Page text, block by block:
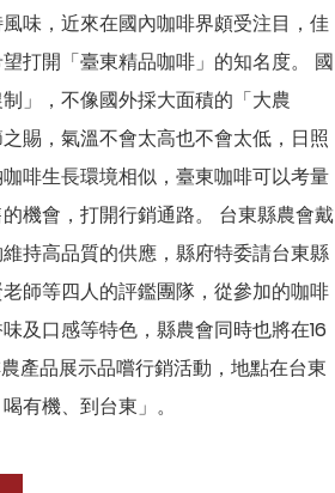
味，近來在國內咖啡界頗受注目，佳
打開「臺東精品咖啡」的知名度。 國
」，不像國外採大面積的「大農
賜，氣溫不會太高也不會太低，日照
啡生長環境相似，臺東咖啡可以考量
機會，打開行銷通路。 台東縣農會戴
持高品質的供應，縣府特委請台東縣
師等四人的評鑑團隊，從參加的咖啡
及口感等特色，縣農會同時也將在16
產品展示品嚐行銷活動，地點在台東
有機、到台東」。